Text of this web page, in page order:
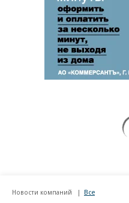
Новости компаний Все